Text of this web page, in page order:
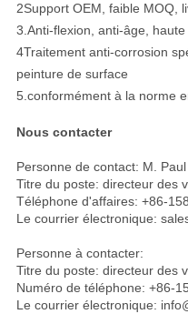
2Support OEM, faible MOQ,
3.Anti-flexion, anti-âge,
4Traitement anti-corrosion
peinture de surface
5.conformément à la norme
Nous contacter
Personne de contact: M. Paul
Titre du poste: directeur des
Téléphone d'affaires: +86-
Le courrier électronique:
Personne à contacter:
Titre du poste: directeur des
Numéro de téléphone: +86-
Le courrier électronique: